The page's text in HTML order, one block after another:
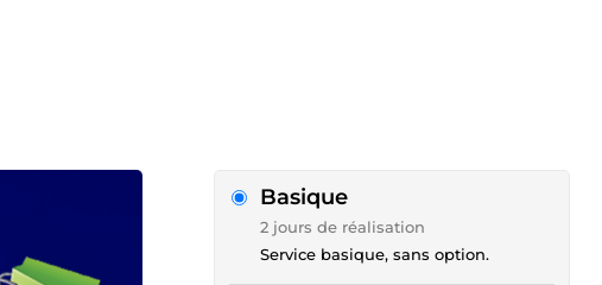
Basique
2 jours de réalisation
Service basique, sans option.